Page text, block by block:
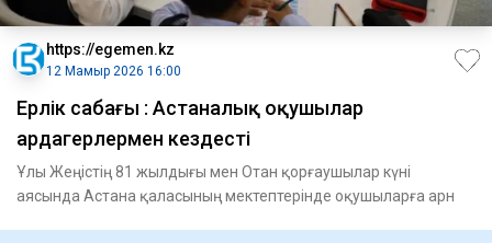
https://egemen.kz
12 Мамыр 2026 16:00
Ерлік сабағы : Астаналық оқушылар
ардагерлермен кездесті
Ұлы Жеңістің 81 жылдығы мен Отан қорғаушылар күні
аясында Астана қаласының мектептерінде оқушыларға арн